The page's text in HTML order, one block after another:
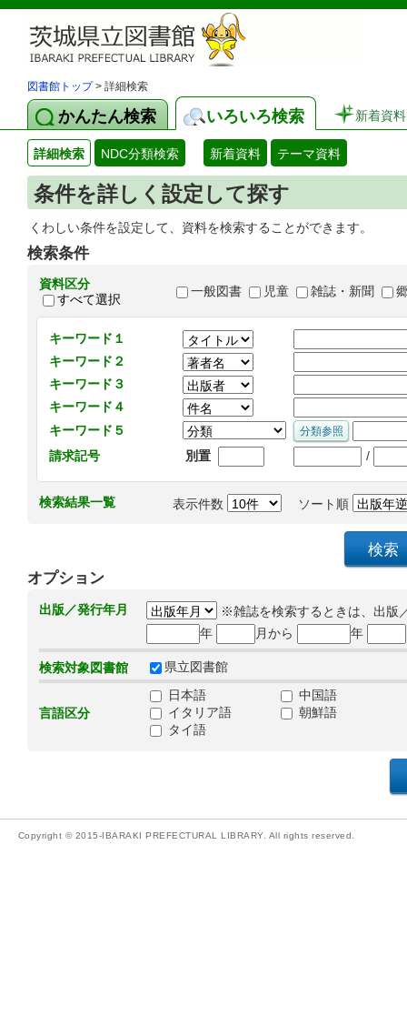
図書館トップ> 詳細検索
かんたん検索 いろいろ検索 新着資料
詳細検索 NDC分類検索 新着資料 テーマ資料
条件を詳しく設定して探す
くわしい条件を設定して、資料を検索することができます。
検索条件
資料区分
すべて選択
一般図書 児童 雑誌・新聞
キーワード１
キーワード２
キーワード３
キーワード４
キーワード５
請求記号
別置 /
検索結果一覧 表示件数 ソート順
オプション
出版／発行年月
※雑誌を検索するときは、出版
年
月から 年
検索対象図書館 県立図書館
言語区分
日本語
中国語
イタリア語
朝鮮語
タイ語
Copyright © 2015-IBARAKI PREFECTURAL LIBRARY. All rights reserved.